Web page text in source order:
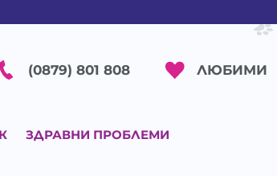
(0879) 801 808 ЛЮБИМИ
ЗДРАВНИ ПРОБЛЕМИ